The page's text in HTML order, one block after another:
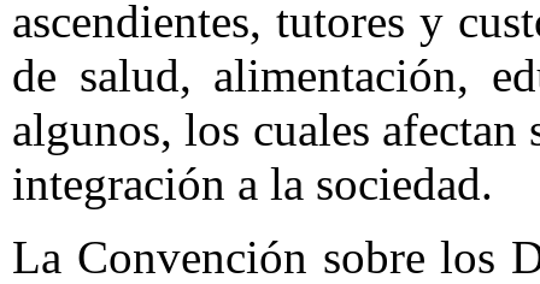
ascendientes, tutores y
de salud, alimentación,
algunos, los cuales afectan
integración a la sociedad.
La Convención sobre los